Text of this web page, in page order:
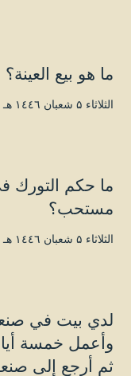
ما هو بيع العينة؟
الثلاثاء ۵ شعبان ۱٤٤٦ هـ الموافق ٤ فبراير ۲۰۲۵ مـ |
ما حكم التورك
مستحب؟
الثلاثاء ۵ شعبان ۱٤٤٦ هـ الموافق ٤ فبراير ۲۰۲۵ مـ |
لدي بيت في
وأعمل خمسة
ثم أرجع إلى